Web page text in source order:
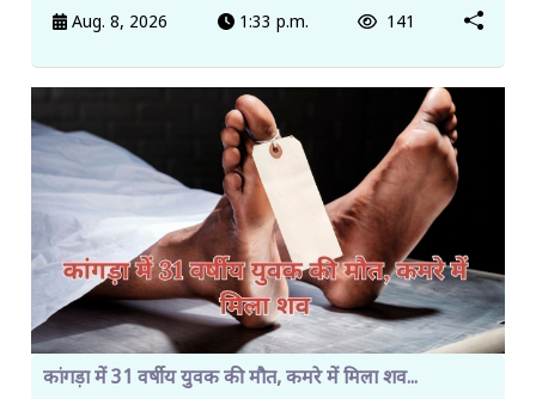
Aug. 8, 2026 1:33 p.m. 141
कांगड़ा में 31 वर्षीय युवक की मौत, कमरे में मिला शव...